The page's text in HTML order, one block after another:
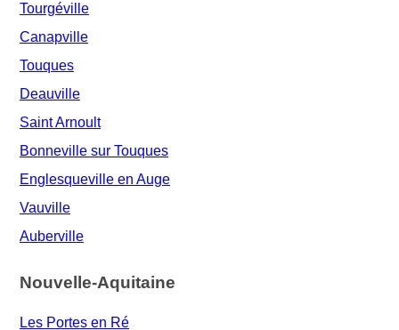
Tourgéville
Canapville
Touques
Deauville
Saint Arnoult
Bonneville sur Touques
Englesqueville en Auge
Vauville
Auberville
Nouvelle-Aquitaine
Les Portes en Ré